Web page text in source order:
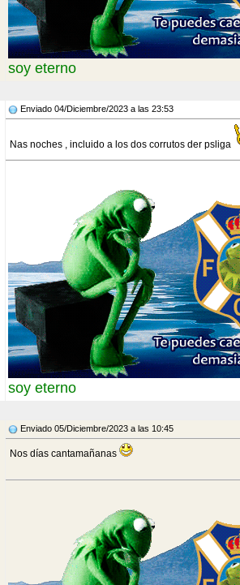
soy eterno
Enviado 04/Diciembre/2023 a las 23:53
Nas noches , incluido a los dos corrutos der psliga
soy eterno
Enviado 05/Diciembre/2023 a las 10:45
Nos días cantamañanas